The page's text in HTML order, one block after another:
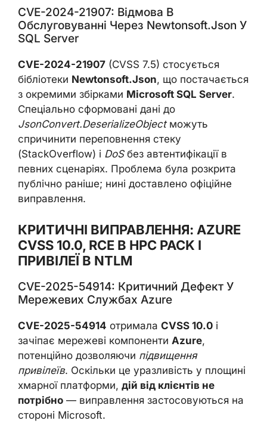
CVE-2024-21907: Відмова В
Обслуговуванні Через Newtonsoft.Json У
SQL Server
CVE-2024-21907 (CVSS 7.5) стосується
бібліотеки Newtonsoft.Json, що постачається
з окремими збірками Microsoft SQL Server.
Спеціально сформовані дані до
JsonConvert.DeserializeObjectможуть
спричинити переповнення стеку
(StackOverflow) і DoSбез автентифікації в
певних сценаріях. Проблема була розкрита
публічно раніше; нині доставлено офіційне
виправлення.
КРИТИЧНІ ВИПРАВЛЕННЯ: AZURE
CVSS 10.0, RCE В HPC PACK І
ПРИВІЛЕЇ В NTLM
CVE-2025-54914: Критичний Дефект У
Мережевих Службах Azure
CVE-2025-54914 отримала CVSS 10.0 і
зачіпає мережеві компоненти Azure,
потенційно дозволяючи підвищення
привілеїв. Оскільки це уразливість у площині
хмарної платформи, дій від клієнтів не
потрібно — виправлення застосовуються на
стороні Microsoft.